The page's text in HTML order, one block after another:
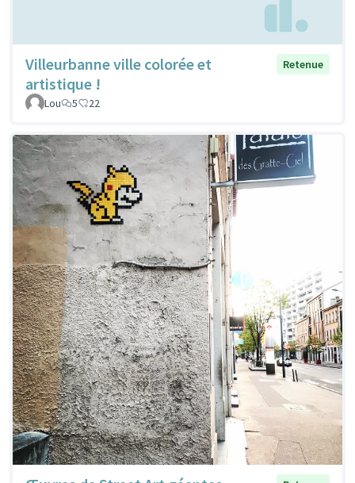
Villeurbanne ville colorée et
artistique !
Retenue
Lou 5 22